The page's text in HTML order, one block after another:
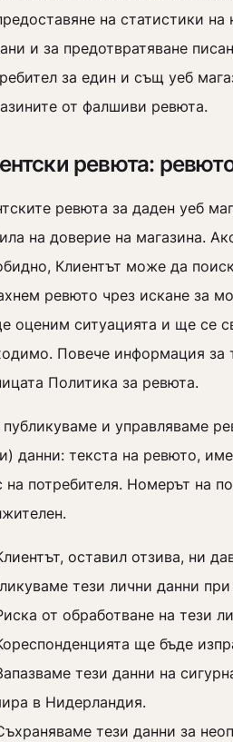
на статистики
и за предотвратяване
за един и същ уеб
от фалшиви ревюта.
ревюта:
ревюта за даден уеб
на доверие на магазина.
Клиентът може да
ревюто чрез искане за
оценим ситуацията и ще се
Повече информация за
Политика за ревюта.
и управляваме
данни: текста на ревюто,
на потребителя. Номерът на
оставил отзива, ни
тези лични данни
от обработване на тези
ще бъде
тези данни на
в Нидерландия.
тези данни за